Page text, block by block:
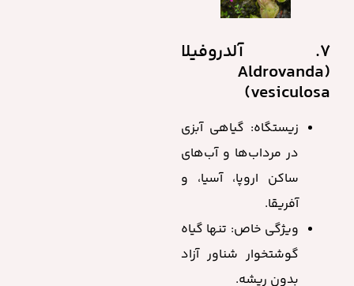
7. آلدروفیلا
(Aldrovanda
vesiculosa)
زیستگاه: گیاهی آبزی
در مرداب‌ها و آب‌های
ساکن اروپا، آسیا، و
آفریقا.
ویژگی خاص: تنها گیاه
گوشتخوار شناور آزاد
بدون ریشه.